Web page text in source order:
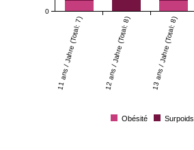
11 ans / Jahre (Total: 7) 12 ans / Jahre (Total: 8) 13 ans / Jahre (Total: 8)
0
Obésité
Surpoids